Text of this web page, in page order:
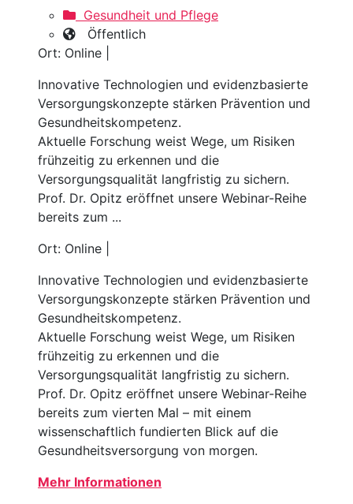
Gesundheit und Pflege
Öffentlich
Ort: Online |
Innovative Technologien und evidenzbasierte
Versorgungskonzepte stärken Prävention und
Gesundheitskompetenz.
Aktuelle Forschung weist Wege, um Risiken
frühzeitig zu erkennen und die
Versorgungsqualität langfristig zu sichern.
Prof. Dr. Opitz eröffnet unsere Webinar-Reihe
bereits zum ...
Ort: Online |
Innovative Technologien und evidenzbasierte
Versorgungskonzepte stärken Prävention und
Gesundheitskompetenz.
Aktuelle Forschung weist Wege, um Risiken
frühzeitig zu erkennen und die
Versorgungsqualität langfristig zu sichern.
Prof. Dr. Opitz eröffnet unsere Webinar-Reihe
bereits zum vierten Mal – mit einem
wissenschaftlich fundierten Blick auf die
Gesundheitsversorgung von morgen.
Mehr Informationen